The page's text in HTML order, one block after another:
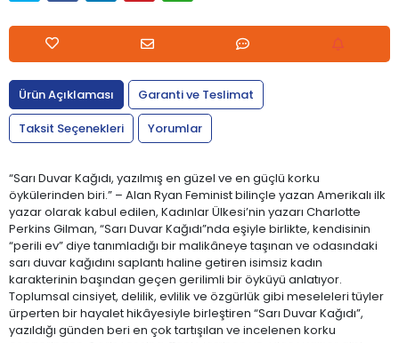
Ürün Açıklaması
Garanti ve Teslimat
Taksit Seçenekleri
Yorumlar
“Sarı Duvar Kağıdı, yazılmış en güzel ve en güçlü korku
öykülerinden biri.” – Alan Ryan Feminist bilinçle yazan Amerikalı ilk
yazar olarak kabul edilen, Kadınlar Ülkesi’nin yazarı Charlotte
Perkins Gilman, “Sarı Duvar Kağıdı”nda eşiyle birlikte, kendisinin
“perili ev” diye tanımladığı bir malikâneye taşınan ve odasındaki
sarı duvar kağıdını saplantı haline getiren isimsiz kadın
karakterinin başından geçen gerilimli bir öyküyü anlatıyor.
Toplumsal cinsiyet, delilik, evlilik ve özgürlük gibi meseleleri tüyler
ürperten bir hayalet hikâyesiyle birleştiren “Sarı Duvar Kağıdı”,
yazıldığı günden beri en çok tartışılan ve incelenen korku